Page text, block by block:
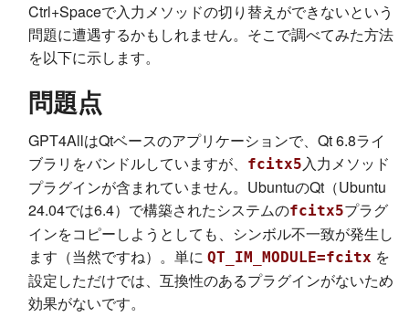
Ctrl+Spaceで入力メソッドの切り替えができないという
問題に遭遇するかもしれません。そこで調べてみた方法
を以下に示します。
問題点
GPT4AllはQtベースのアプリケーションで、Qt 6.8ライ
ブラリをバンドルしていますが、
fcitx5入力メソッド
プラグインが含まれていません。UbuntuのQt（Ubuntu
24.04では6.4）で構築されたシステムのfcitx5プラグ
インをコピーしようとしても、シンボル不一致が発生し
ます（当然ですね）。単に QT_IM_MODULE=fcitx を
設定しただけでは、互換性のあるプラグインがないため
効果がないです。